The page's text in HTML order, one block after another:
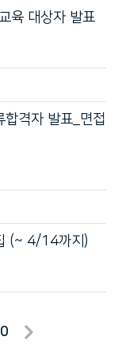
육 대상자 발표
격자 발표_면접
(~ 4/14까지)